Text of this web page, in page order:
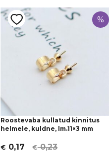
%
Roostevaba kullatud kinnitus
helmele, kuldne, lm.11×3 mm
€0,23
Algne
€ 0,17
Current